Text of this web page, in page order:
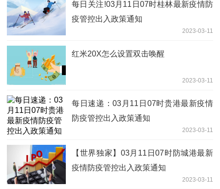
每日关注!03月11日07时桂林最新疫情防
疫管控出入政策通知
2023-03-11
红米20X怎么设置双击唤醒
2023-03-11
每日速递：03月11日07时贵港最新疫情
防疫管控出入政策通知
2023-03-11
【世界独家】03月11日07时防城港最新
疫情防疫管控出入政策通知
2023-03-11